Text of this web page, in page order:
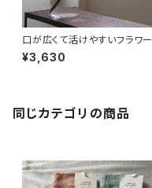
口が広くて活けやすいフラワー
ベース「ネック」
¥3,630
同じカテゴリの商品